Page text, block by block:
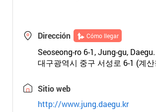
Dirección Cómo llegar
Seoseong-ro 6-1, Jung-gu, Daegu.
대구광역시 중구 서성로 6-1 (계
Sitio web
http://www.jung.daegu.kr